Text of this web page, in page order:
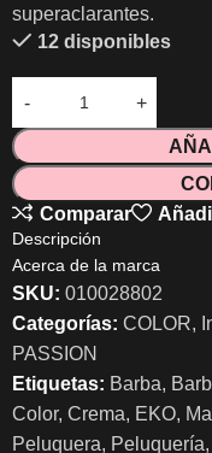
superaclarantes.
12 disponibles
Comparar
Descripción
Acerca de la marca
SKU: 010028802
Categorías: COLOR,
PASSION
Etiquetas: Barba,
Color, Crema, EKO,
Peluquera, Peluquería,